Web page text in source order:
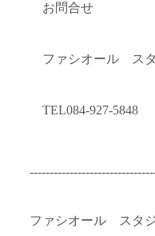
お問合せ
ファシオール ス
TEL084-927-5848
ファシオール スタ